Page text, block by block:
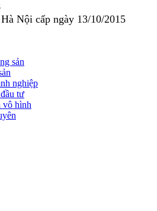
Nội cấp ngày 13/10/2015
sản
nghiệp
tư
vô hình